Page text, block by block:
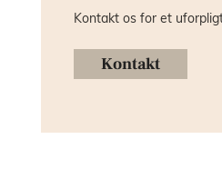
Kontakt os for et
Kontakt